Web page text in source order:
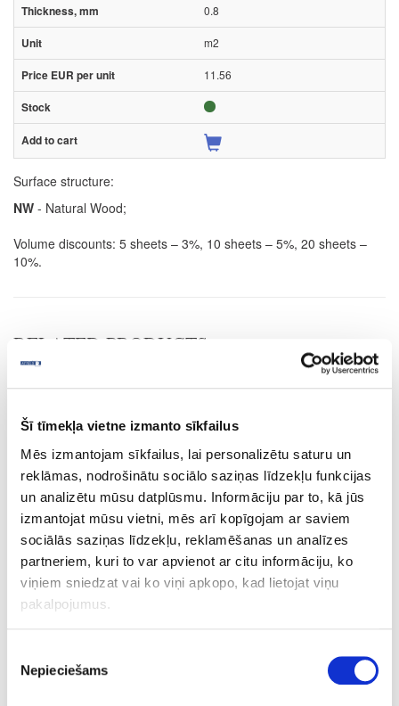
Šī tīmekļa vietne izmanto sīkfailus
Mēs izmantojam sīkfailus, lai personalizētu saturu un
reklāmas, nodrošinātu sociālo saziņas līdzekļu funkcijas
un analizētu mūsu datplūsmu. Informāciju par to, kā jūs
izmantojat mūsu vietni, mēs arī kopīgojam ar saviem
sociālās saziņas līdzekļu, reklamēšanas un analīzes
partneriem, kuri to var apvienot ar citu informāciju, ko
viņiem sniedzat vai ko viņi apkopo, kad lietojat viņu
pakalpojumus.
izvēle
Nepieciešams
0.8
m2
11.56
Surface structure:
NW - Natural Wood;
Volume discounts: 5 sheets – 3%, 10 sheets – 5%, 20 sheets –
10%.
RELATED PRODUCTS
Wood and fantasy decors
10-HD243399-22-1
HD243399/R20065/H3399
MO